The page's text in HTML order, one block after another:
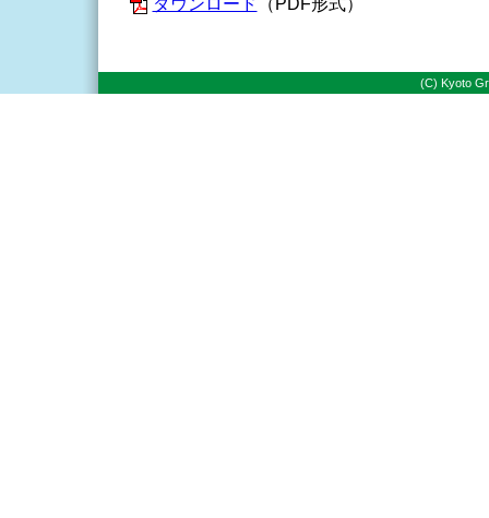
ダウンロード （PDF形式）
(C) Kyoto